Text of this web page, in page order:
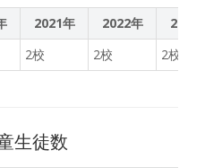
校班ごとの下校指導も教室
で済ませるなど子供たちの
体への負担をできるだけ減
らす取り組みをしていま
ーを使ったりといった個別
の熱中症対策もしてもらっ
られた時にご覧ください。
2021年 2022年
2023
2校 2校 2校
生徒数